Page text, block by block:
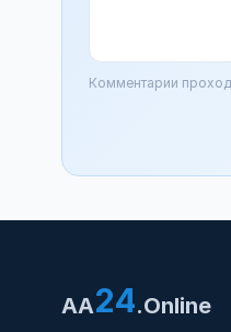
Комментарии
AA24.Online